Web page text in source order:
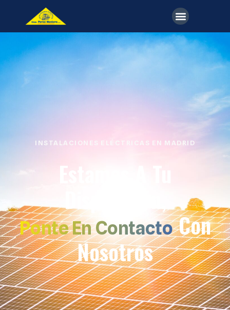
INSTALACIONES ELÉCTRICAS EN MADRID
Estamos A Tu
Disposición,
Ponte En ContactoCon
Nosotros